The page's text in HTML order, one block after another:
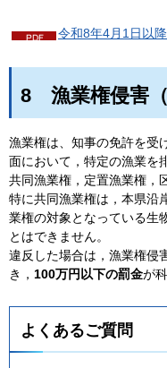
令和8年4月1日以
8 漁業権侵害
漁業権は、知事の免許を受
面において，特定の漁業を
共同漁業権，定置漁業権，
特に共同漁業権は，本県沿
業権の対象となっている生
とはできません。
違反した場合は，漁業権侵
き， 100万円以下の罰金が
よくあるご質問